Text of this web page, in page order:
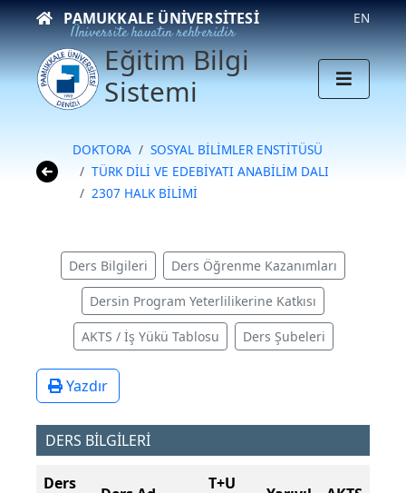
PAMUKKALE ÜNIVERSITESI
Üniversite hayatın rehberidir
EN
Eğitim Bilgi
Sistemi
DOKTORA
SOSYAL BİLİMLER ENSTİTÜSÜ
TÜRK DİLİ VE EDEBİYATI ANABİLİM DALI
2307 HALK BİLİMİ
Ders Bilgileri Ders Öğrenme Kazanımları
Dersin Program Yeterlilikerine Katkısı
AKTS / İş Yükü Tablosu Ders Şubeleri
Yazdır
DERS BİLGİLERİ
Ders
T+U